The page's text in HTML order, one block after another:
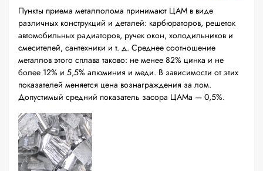
Пункты приема металлолома принимают ЦАМ в виде
различных конструкций и деталей: карбюраторов, решеток
автомобильных радиаторов, ручек окон, холодильников и
смесителей, сантехники и т. д. Среднее соотношение
металлов этого сплава таково: не менее 82% цинка и не
более 12% и 5,5% алюминия и меди. В зависимости от этих
показателей меняется цена вознаграждения за лом.
Допустимый средний показатель засора ЦАМа — 0,5%.